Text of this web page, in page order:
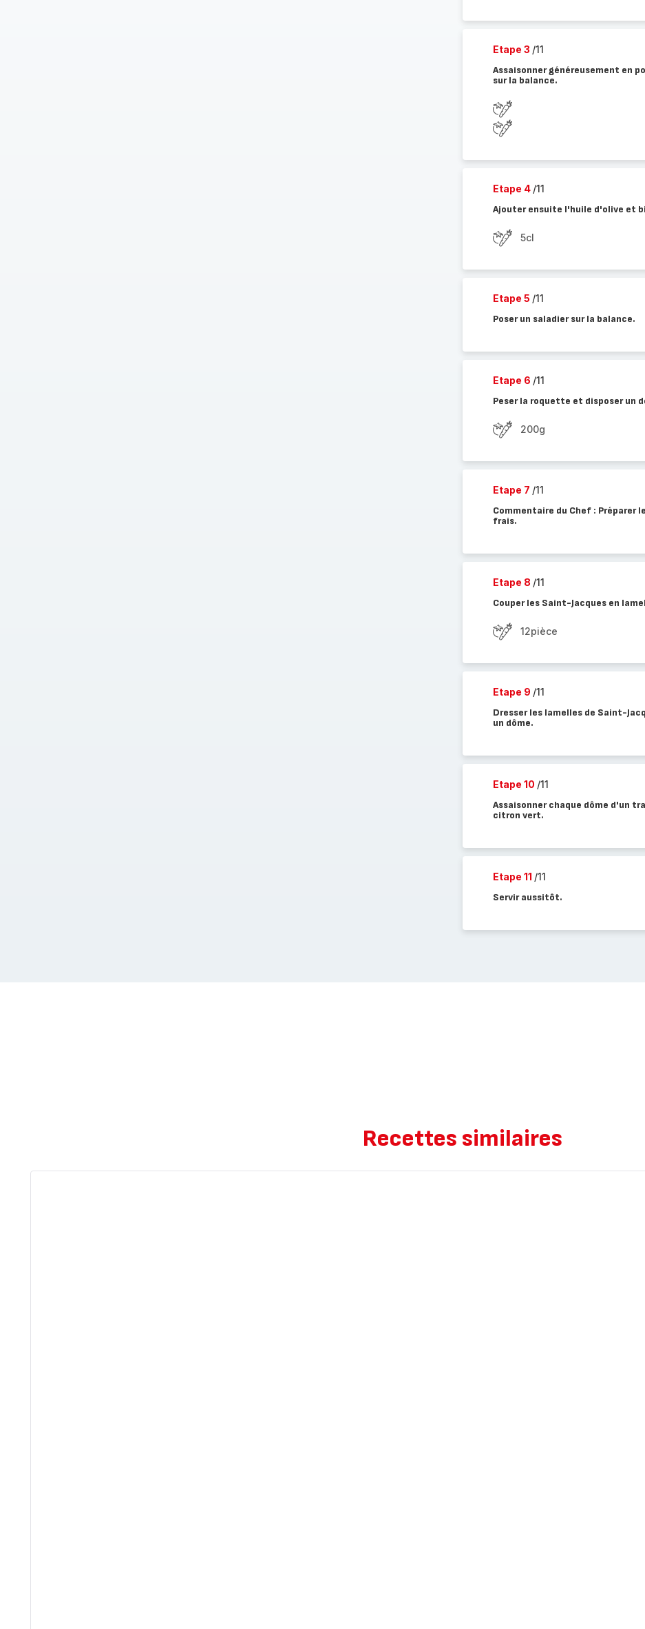
Etape 3 /11
Assaisonner généreusement en
sur la balance.
Etape 4 /11
Ajouter ensuite l'huile d'olive et
5cl
Etape 5 /11
Poser un saladier sur la balance.
Etape 6 /11
Peser la roquette et disposer un
200g
Etape 7 /11
Commentaire du Chef : Préparer
frais.
Etape 8 /11
Couper les Saint-Jacques en
12pièce
Etape 9 /11
Dresser les lamelles de Saint-
un dôme.
Etape 10 /11
Assaisonner chaque dôme d'un
citron vert.
Etape 11 /11
Servir aussitôt.
Recettes similaires